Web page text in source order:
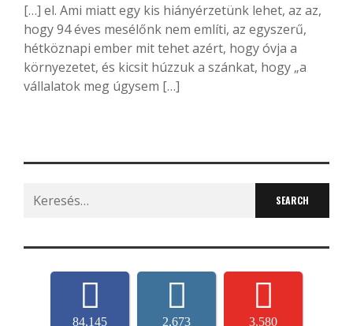
[…] el. Ami miatt egy kis hiányérzetünk lehet, az az,
hogy 94 éves mesélőnk nem említi, az egyszerű,
hétköznapi ember mit tehet azért, hogy óvja a
környezetet, és kicsit húzzuk a szánkat, hogy „a
vállalatok meg úgysem […]
Search
for:
84,145 2,673 3,580